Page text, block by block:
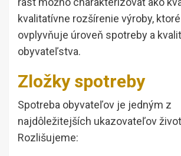
kvalitatívne rozšírenie výroby,
ovplyvňuje úroveň spotreby a
obyvateľstva.
Zložky spotreby
Spotreba obyvateľov je jedným z
najdôležitejších ukazovateľov
Rozlišujeme: